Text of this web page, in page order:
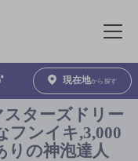
メニュ
現在地から探す
スターズドリー
フンイキ,3,000
りの神泡達人